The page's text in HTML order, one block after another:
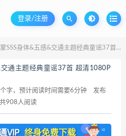
登录/注册
身体&五感&交通主题经典童谣37首 超清1080P视频 百度网盘下载
通主题经典童谣37首 超清1080P
字，预计阅读时间需要6分钟
发布
共908人阅读